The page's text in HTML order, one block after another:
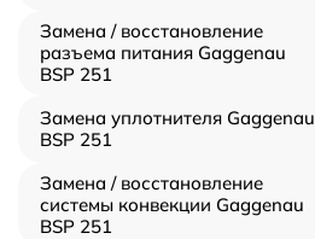
Замена / восстановление
разъема питания Gaggenau
BSP 251
Замена уплотнителя Gaggenau
BSP 251
Замена / восстановление
системы конвекции Gaggenau
BSP 251